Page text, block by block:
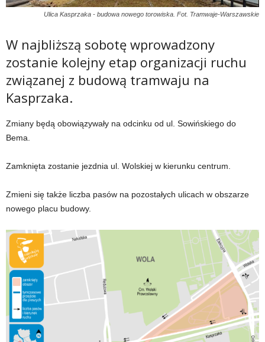
Ulica Kasprzaka - budowa nowego torowiska. Fot. Tramwaje-Warszawskie
W najbliższą sobotę wprowadzony
zostanie kolejny etap organizacji ruchu
związanej z budową tramwaju na
Kasprzaka.
Zmiany będą obowiązywały na odcinku od ul. Sowińskiego do
Bema.
Zamknięta zostanie jezdnia ul. Wolskiej w kierunku centrum.
Zmieni się także liczba pasów na pozostałych ulicach w obszarze
nowego placu budowy.